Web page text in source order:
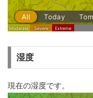
湿度
現在の湿度です。